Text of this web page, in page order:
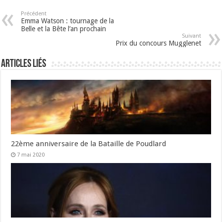
Précédent
Emma Watson : tournage de la
Belle et la Bête l’an prochain
Suivant
Prix du concours Mugglenet
Articles liés
22ème anniversaire de la Bataille de Poudlard
7 mai 2020